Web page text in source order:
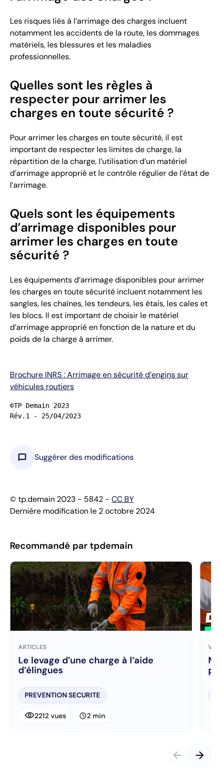
Les risques liés à l’arrimage des charges incluent
notamment les accidents de la route, les dommages
matériels, les blessures et les maladies
professionnelles.
Quelles sont les règles à
respecter pour arrimer les
charges en toute sécurité ?
Pour arrimer les charges en toute sécurité, il est
important de respecter les limites de charge, la
répartition de la charge, l’utilisation d’un matériel
d’arrimage approprié et le contrôle régulier de l’état de
l’arrimage.
Quels sont les équipements
d’arrimage disponibles pour
arrimer les charges en toute
sécurité ?
Les équipements d’arrimage disponibles pour arrimer
les charges en toute sécurité incluent notamment les
sangles, les chaînes, les tendeurs, les étais, les cales et
les blocs. Il est important de choisir le matériel
d’arrimage approprié en fonction de la nature et du
poids de la charge à arrimer.
Brochure INRS : Arrimage en sécurité d’engins sur
véhicules routiers
©TP Demain 2023
Rév.1 - 25/04/2023
chat_bubble Suggérer des modifications
© tp.demain 2023 - 5842 - CC BY
Dernière modification le 2 octobre 2024
Recommandé par tpdemain
ARTICLES
Le levage d’une charge à l’aide
d’élingues
PREVENTION SECURITE
visibility2212 vues schedule2 min
arrow_back arrow_forward